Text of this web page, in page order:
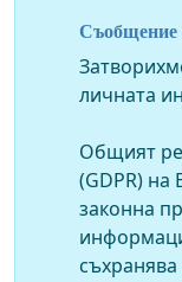
Повече
www.bornready.me
която
включени
които се
Съобщение
личната
Общият
(GDPR) на
законна